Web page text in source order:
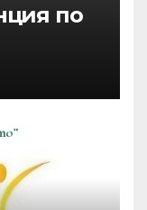
по